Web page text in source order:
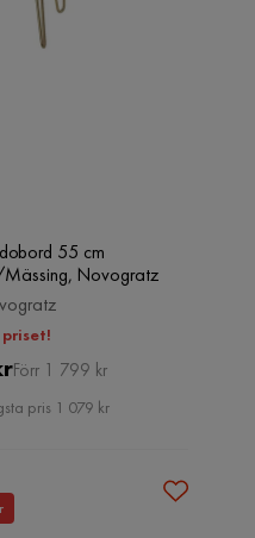
55 cm
Novogratz
priset!
Pris
Original
Pris
Förr 1 799 kr
pris 1 079 kr